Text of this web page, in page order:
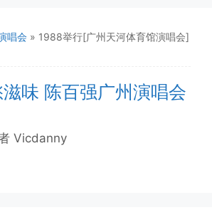
唱会 » 1988举行[广州天河体育馆演唱会]
味 陈百强广州演唱会
Vicdanny